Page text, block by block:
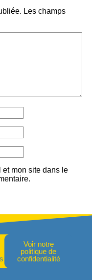
Les champs
et mon site dans le
Voir notre
politique de
confidentialité